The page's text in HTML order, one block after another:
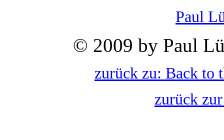
Paul
© 2009 by Paul
zurück zu: Back to
zurück